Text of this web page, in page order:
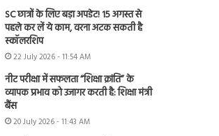
SC छात्रों के लिए बड़ा अपडेट! 15 अगस्त से
पहले कर लें ये काम, वरना अटक सकती है
स्कॉलरशिप
22 July 2026 - 11:54 AM
नीट परीक्षा में सफलता “शिक्षा क्रांति” के
व्यापक प्रभाव को उजागर करती है: शिक्षा मंत्री
बैंस
20 July 2026 - 11:43 AM